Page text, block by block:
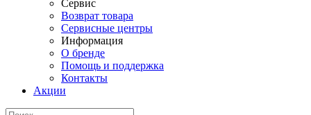
Сервис
Возврат товара
Сервисные центры
Информация
О бренде
Помощь и поддержка
Контакты
Акции